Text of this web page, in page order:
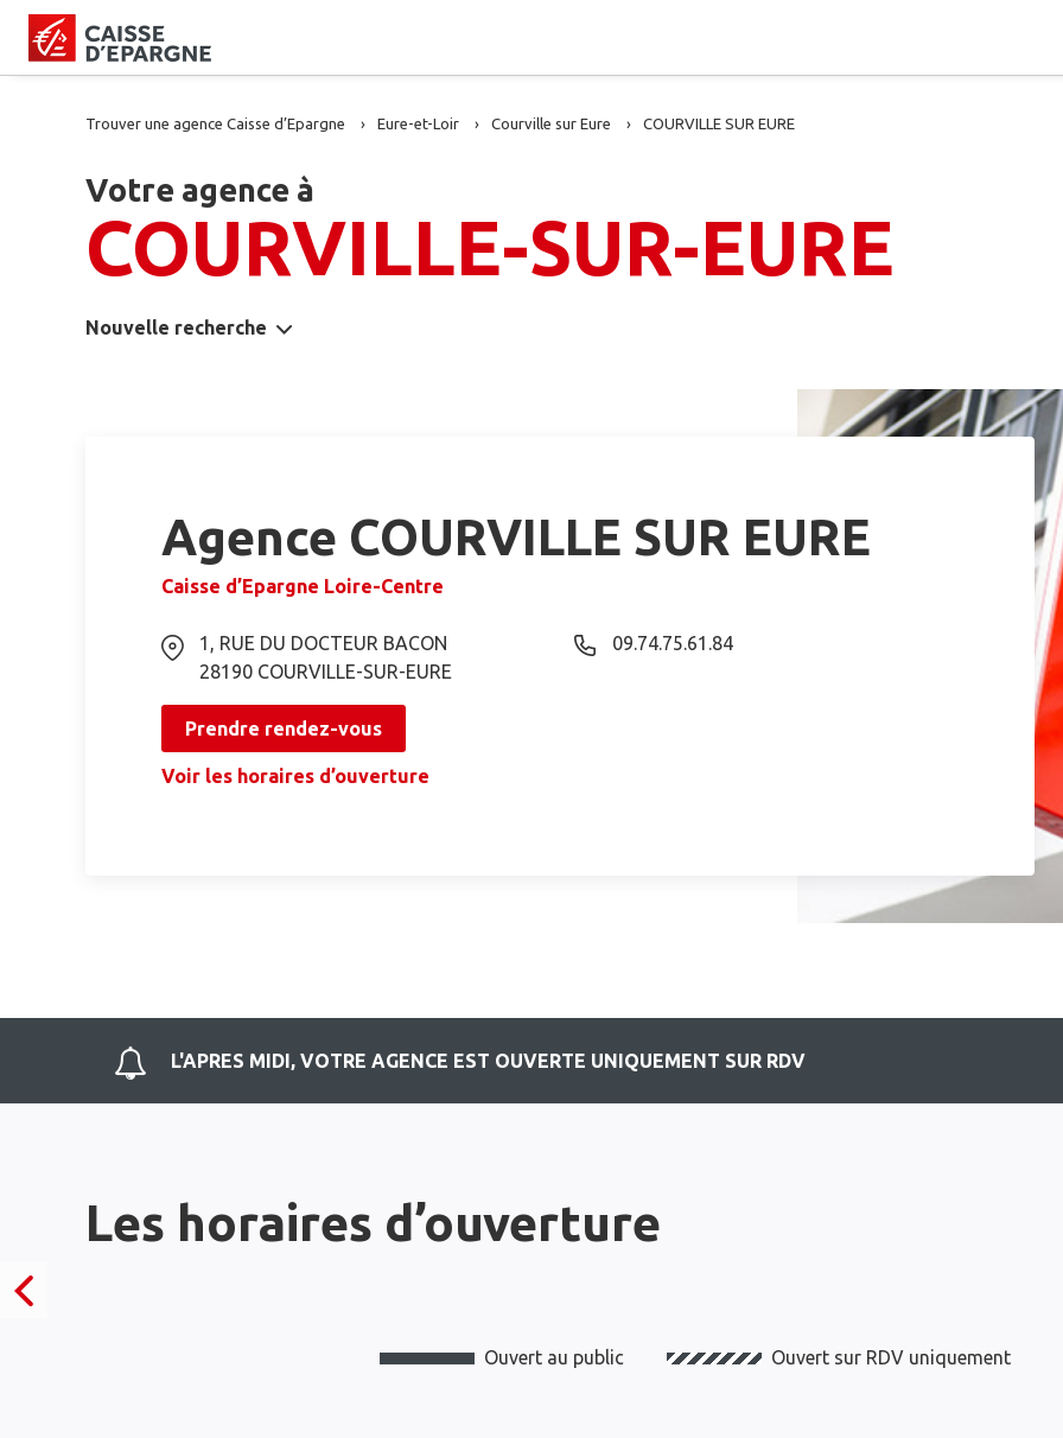
Trouver une agence Caisse d’Epargne Eure-et-Loir Courville sur Eure COURVILLE SUR EURE
Votre agence à
COURVILLE-SUR-EURE
Nouvelle recherche
Agence COURVILLE SUR EURE
Caisse d’Epargne Loire-Centre
1, RUE DU DOCTEUR BACON
28190 COURVILLE-SUR-EURE
09.74.75.61.84
Prendre rendez-vous
Voir les horaires d’ouverture
L'APRES MIDI, VOTRE AGENCE EST OUVERTE UNIQUEMENT SUR RDV
Les horaires d’ouverture
Ouvert au public Ouvert sur RDV uniquement